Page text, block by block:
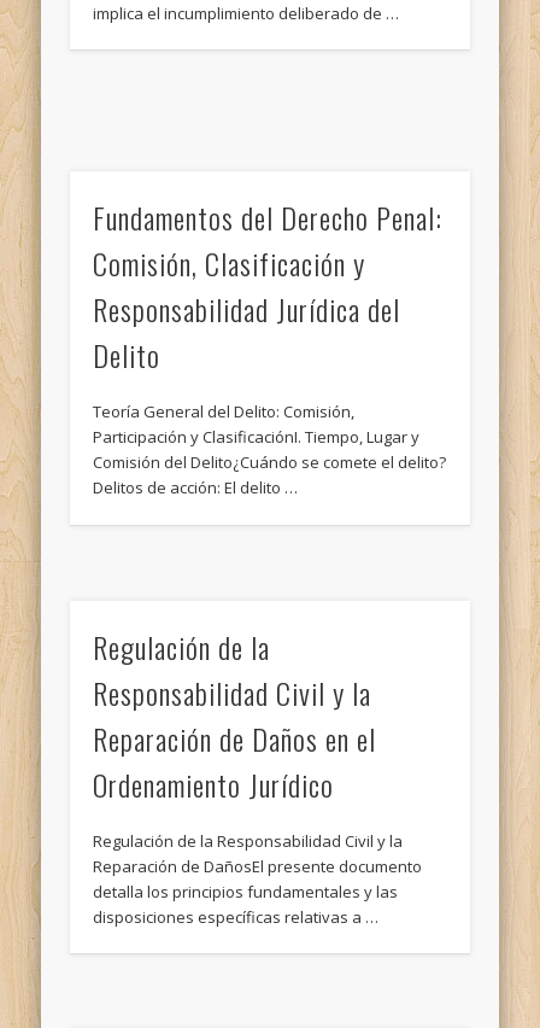
implica el incumplimiento deliberado de …
Fundamentos del Derecho Penal:
Comisión, Clasificación y
Responsabilidad Jurídica del
Delito
Teoría General del Delito: Comisión,
Participación y ClasificaciónI. Tiempo, Lugar y
Comisión del Delito¿Cuándo se comete el delito?
Delitos de acción: El delito …
Regulación de la
Responsabilidad Civil y la
Reparación de Daños en el
Ordenamiento Jurídico
Regulación de la Responsabilidad Civil y la
Reparación de DañosEl presente documento
detalla los principios fundamentales y las
disposiciones específicas relativas a …